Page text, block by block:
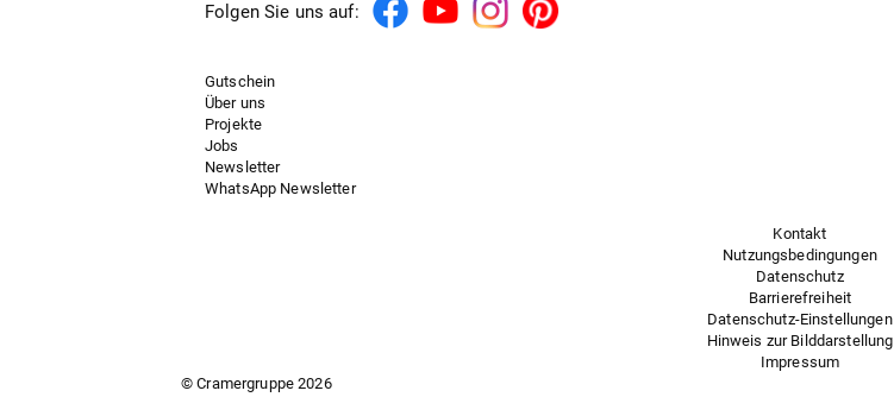
Folgen Sie uns auf:
Gutschein
Über uns
Projekte
Jobs
Newsletter
WhatsApp Newsletter
Kontakt
Nutzungsbedingungen
Datenschutz
Barrierefreiheit
Datenschutz-Einstellungen
Hinweis zur Bilddarstellung
Impressum
© Cramergruppe2026